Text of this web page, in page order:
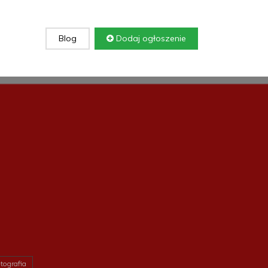
Blog Dodaj ogłoszenie